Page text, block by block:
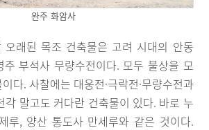
완주 화암사
오래된 목조 건축물은 고려 시대의 안동
부석사 무량수전이다. 모두 불상을 모
다. 사찰에는 대웅전·극락전·무량수전과
각 말고도 커다란 건축물이 있다. 바로 누
루, 양산 통도사 만세루와 같은 것이다.